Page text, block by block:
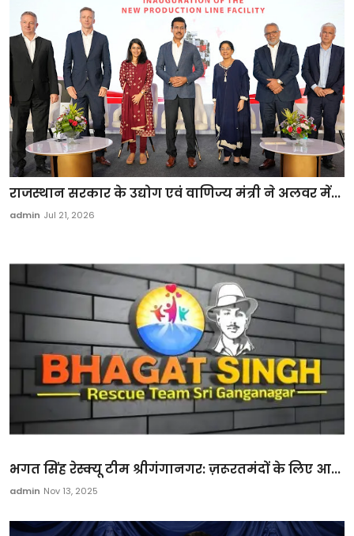
राजस्थान सरकार के उद्योग एवं वाणिज्य मंत्री ने अलवर में...
admin Jul 21, 2026
भगत सिंह रेस्क्यू टीम श्रीगंगानगर: ज़रूरतमंदों के लिए आ...
admin Nov 13, 2025